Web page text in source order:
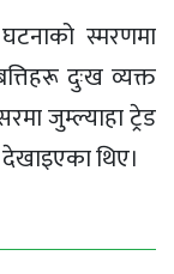
घटनाको स्मरणमा
दुःख व्यक्त
जुम्ल्याहा ट्रेड
थिए।